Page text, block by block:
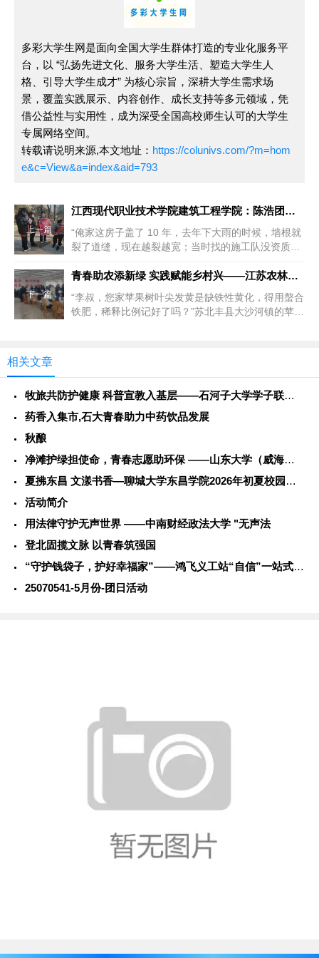
多彩大学生网是面向全国大学生群体打造的专业化服务平
台，以 “弘扬先进文化、服务大学生活、塑造大学生人
格、引导大学生成才” 为核心宗旨，深耕大学生需求场
景，覆盖实践展示、内容创作、成长支持等多元领域，凭
借公益性与实用性，成为深受全国高校师生认可的大学生
专属网络空间。
转载请说明来源,本文地址： https://colunivs.com/?m=hom
e&c=View&a=index&aid=793
上一篇
江西现代职业技术学院建筑工程学院：陈浩团队暑期于都自建房调研
“俺家这房子盖了 10 年，去年下大雨的时候，墙根就
裂了道缝，现在越裂越宽；当时找的施工队没资质，
下一篇
青春助农添新绿 实践赋能乡村兴——江苏农林职业技术学院大学生
“李叔，您家苹果树叶尖发黄是缺铁性黄化，得用螯合
铁肥，稀释比例记好了吗？”苏北丰县大沙河镇的苹果
相关文章
牧旅共防护健康 科普宣教入基层——石河子大学学子联动警务力量
药香入集市,石大青春助力中药饮品发展
秋酿
净滩护绿担使命，青春志愿助环保 ——山东大学（威海）学子社会
夏拂东昌 文漾书香—聊城大学东昌学院2026年初夏校园风光
活动简介
用法律守护无声世界 ——中南财经政法大学 "无声法
登北固揽文脉 以青春筑强国
“守护钱袋子，护好幸福家”——鸿飞义工站“自信”一站式学生社
25070541-5月份-团日活动